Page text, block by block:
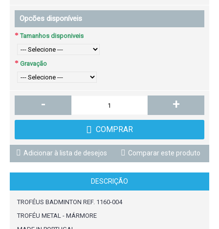
Opcões disponíveis
Tamanhos disponiveis
Gravação
- +
COMPRAR
Adicionar à lista de desejos Comparar este produto
DESCRIÇÃO
TROFÉUS BADMINTON REF. 1160-004
TROFÉU METAL - MÁRMORE